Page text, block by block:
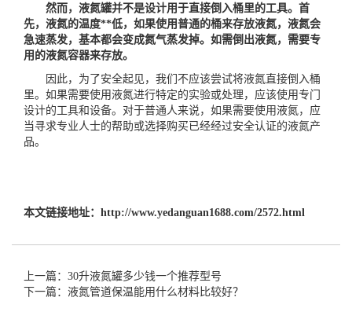
然而，液氮罐并不是设计用于直接倒入桶里的工具。首
先，液氮的温度**低，如果使用普通的桶来存放液氮，液氮会
急速蒸发，基本都会变成氮气蒸发掉。如需倒出液氮，需要专
用的液氮容器来存放。
因此，为了安全起见，我们不应该尝试将液氮直接倒入桶
里。如果需要使用液氮进行特定的实验或处理，应该使用专门
设计的工具和设备。对于普通人来说，如果需要使用液氮，应
当寻求专业人士的帮助或选择购买已经经过安全认证的液氮产
品。
本文链接地址： http://www.yedanguan1688.com/2572.html
上一篇：30升液氮罐多少钱一个推荐型号
下一篇：液氮管道保温能用什么材料比较好？